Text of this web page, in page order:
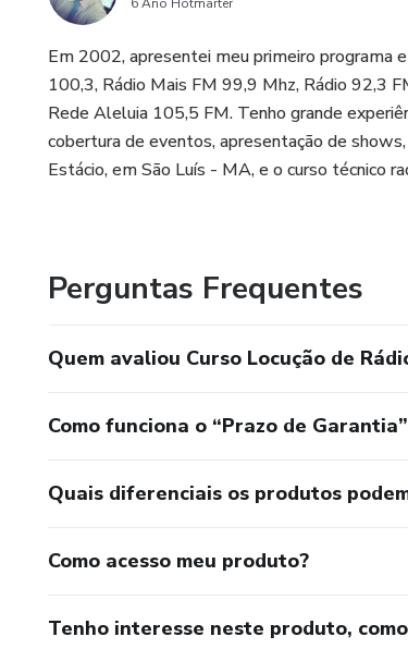
Em 2002, apresentei meu primeiro programa
100,3, Rádio Mais FM 99,9 Mhz, Rádio 92,3
Rede Aleluia 105,5 FM. Tenho grande
cobertura de eventos, apresentação de
Estácio, em São Luís - MA, e o curso técnico
Perguntas Frequentes
Quem avaliou Curso Locução de
Como funciona o “Prazo de
Quais diferenciais os produtos
Como acesso meu produto?
Tenho interesse neste produto,